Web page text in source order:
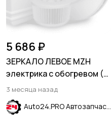
5 686 ₽
ЗЕРКАЛО ЛЕВОЕ MZH
электрика с обогревом (5
контактов) HYUNDAI
SOLARIS 2011-2017
3 месяца назад
Auto24.PRO Автозапчасти